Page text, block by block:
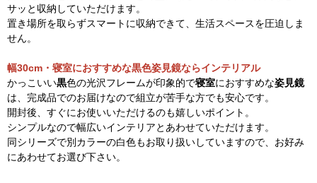
サッと収納していただけます。
置き場所を取らずスマートに収納できて、生活スペースを圧迫しま
せん。
幅30cm・寝室におすすめな黒色姿見鏡ならインテリアル
かっこいい黒色の光沢フレームが印象的で寝室におすすめな姿見鏡
は、完成品でのお届けなので組立が苦手な方でも安心です。
開封後、すぐにお使いいただけるのも嬉しいポイント。
シンプルなので幅広いインテリアとあわせていただけます。
同シリーズで別カラーの白色もお取り扱いしていますので、お好み
にあわせてお選び下さい。